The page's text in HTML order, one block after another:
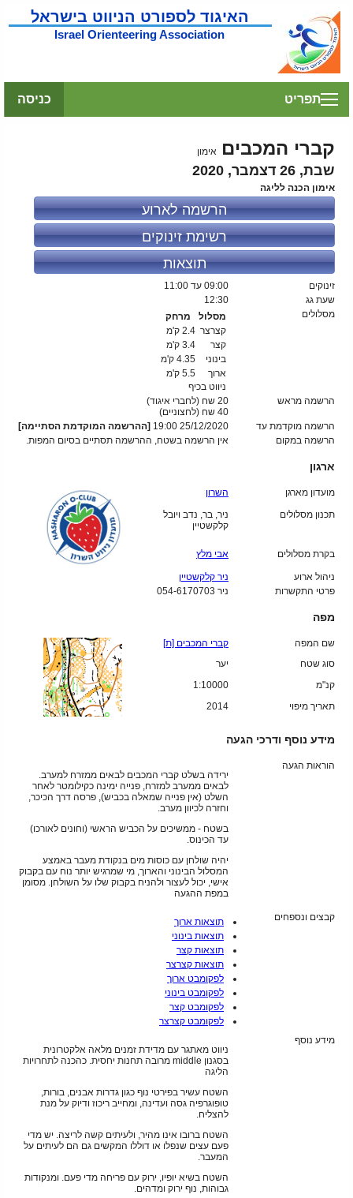
האיגוד לספורט הניווט בישראל
Israel Orienteering Association
כניסה תפריט
קברי המכבים אימון
שבת, 26 דצמבר, 2020
אימון הכנה לליגה
הרשמה לארוע
רשימת זינוקים
תוצאות
זינוקים 09:00 עד 11:00
שעת גג
12:30
מסלולים
מסלול
מרחק
קצרצר 2.4 ק'מ
קצר
3.4 ק'מ
בינוני
4.35 ק'מ
ארוך
5.5 ק'מ
ניווט בכיף
הרשמה מראש
20 שח (לחברי איגוד)
40 שח (לחצוניים)
הרשמה מוקדמת עד
25/12/2020 19:00
[ההרשמה המוקדמת הסתיימה]
הרשמה במקום
אין הרשמה בשטח, ההרשמה תסתיים בסיום המפות.
ארגון
מועדון מארגן
השרון
תכנון מסלולים
ניר, בר, נדב ויובל
קלקשטיין
בקרת מסלולים אבי מלץ
ניהול ארוע
ניר קלקשטיין
פרטי התקשרות
ניר 054-6170703
מפה
שם המפה
קברי המכבים [ת]
סוג שטח
יער
קנ"מ
1:10000
תאריך מיפוי
2014
מידע נוסף ודרכי הגעה
הוראות הגעה
ירידה בשלט קברי המכבים לבאים ממזרח למערב.
לבאים ממערב למזרח, פנייה ימינה כקילומטר לאחר
השלט (אין פנייה שמאלה בכביש), פרסה דרך הכיכר,
וחזרה לכיוון מערב.
בשטח - ממשיכים על הכביש הראשי (וחונים לאורכו)
עד הכינוס.
יהיה שולחן עם כוסות מים בנקודת מעבר באמצע
המסלול הבינוני והארוך, מי שמרגיש יותר נוח עם בקבוק
אישי, יכול לעצור ולהניח בקבוק שלו על השולחן. מסומן
במפת ההגעה
קבצים ונספחים
תוצאות ארוך
תוצאות בינוני
תוצאות קצר
תוצאות קצרצר
לפקומבט ארוך
לפקומבט בינוני
לפקומבט קצר
לפקומבט קצרצר
מידע נוסף
ניווט מאתגר עם מדידת זמנים מלאה אלקטרונית
בסגנון middle מרובה תחנות יחסית. כהכנה לתחרויות
הליגה
השטח עשיר בפירטי נוף כגון גדרות אבנים, בורות,
טופוגרפיה גסה ועדינה, ומחייב ריכוז ודיוק על מנת
להצליח.
השטח ברובו אינו מהיר, ולעיתים קשה לריצה. יש מדי
פעם עצים שנפלו או דוללו המקשים גם הם לעיתים על
המעבר.
השטח בשיא יופיו, ירוק עם פריחה מדי פעם. ומנקודות
גבוהות, נוף ירוק ומדהים.